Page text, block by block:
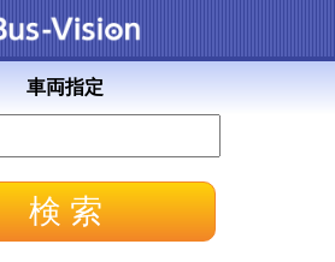
車両指定